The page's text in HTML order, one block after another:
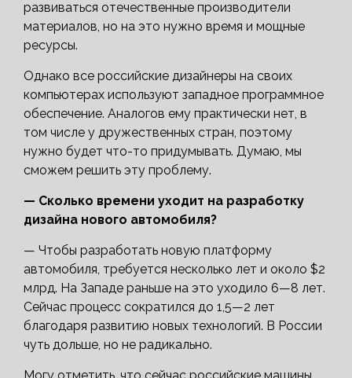
развиваться отечественные производители
материалов, но на это нужно время и мощные
ресурсы.
Однако все российские дизайнеры на своих
компьютерах используют западное программное
обеспечение. Аналогов ему практически нет, в
том числе у дружественных стран, поэтому
нужно будет что-то придумывать. Думаю, мы
сможем решить эту проблему.
— Сколько времени уходит на разработку
дизайна нового автомобиля?
— Чтобы разработать новую платформу
автомобиля, требуется несколько лет и около $2
млрд. На Западе раньше на это уходило 6—8 лет.
Сейчас процесс сократился до 1,5—2 лет
благодаря развитию новых технологий. В России
чуть дольше, но не радикально.